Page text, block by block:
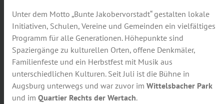
Unter dem Motto „Bunte Jakobervorstadt“ gestalten lokale
Initiativen, Schulen, Vereine und Gemeinden ein vielfältiges
Programm für alle Generationen. Höhepunkte sind
Spaziergänge zu kulturellen Orten, offene Denkmäler,
Familienfeste und ein Herbstfest mit Musik aus
unterschiedlichen Kulturen. Seit Juli ist die Bühne in
Augsburg unterwegs und war zuvor im Wittelsbacher Park
und im Quartier Rechts der Wertach.